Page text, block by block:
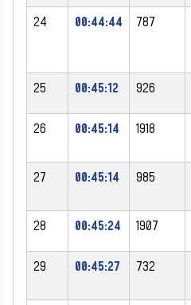
24 00:44:44 787
25 00:45:12 926
26 00:45:14 1918
27 00:45:14 985
28 00:45:24 1907
29 00:45:27 732